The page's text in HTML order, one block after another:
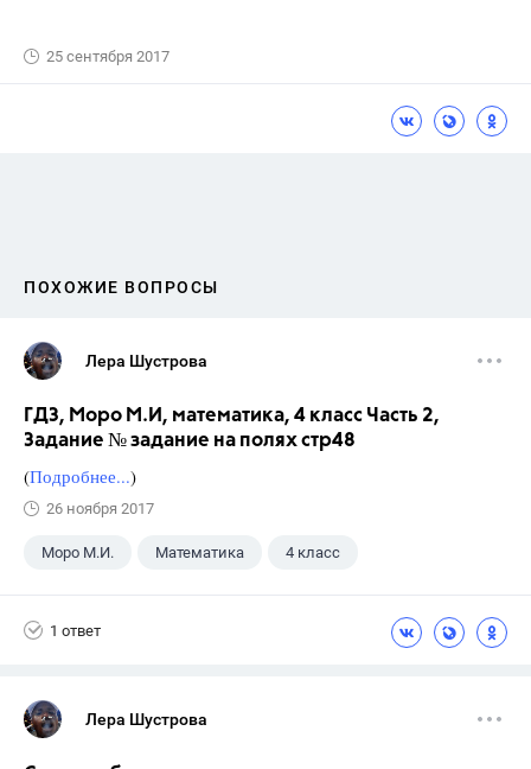
25 сентября 2017
ПОХОЖИЕ ВОПРОСЫ
Лера Шустрова
ГДЗ, Моро М.И, математика, 4 класс Часть 2,
Задание № задание на полях стр48
(Подробнее...)
26 ноября 2017
Моро М.И. Математика 4 класс
1 ответ
Лера Шустрова